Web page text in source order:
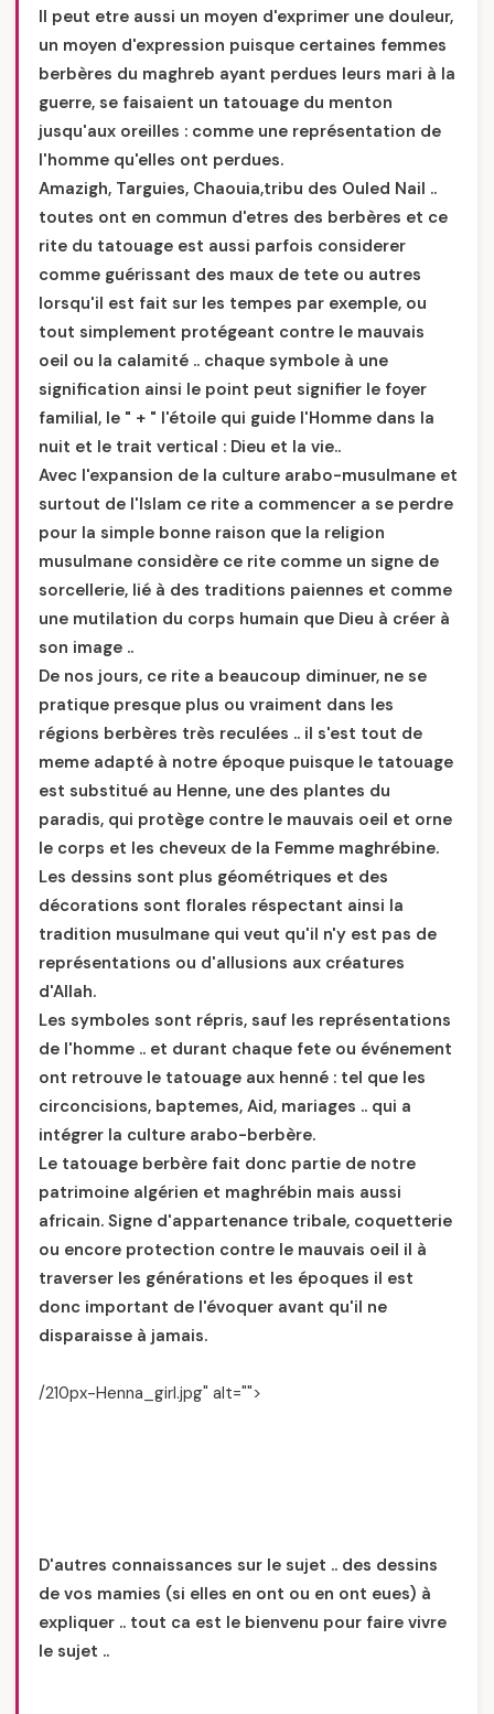
Il peut etre aussi un moyen d'exprimer une douleur,
un moyen d'expression puisque certaines femmes
berbères du maghreb ayant perdues leurs mari à la
guerre, se faisaient un tatouage du menton
jusqu'aux oreilles : comme une représentation de
l'homme qu'elles ont perdues.
Amazigh, Targuies, Chaouia,tribu des Ouled Nail ..
toutes ont en commun d'etres des berbères et ce
rite du tatouage est aussi parfois considerer
comme guérissant des maux de tete ou autres
lorsqu'il est fait sur les tempes par exemple, ou
tout simplement protégeant contre le mauvais
oeil ou la calamité .. chaque symbole à une
signification ainsi le point peut signifier le foyer
familial, le " + " l'étoile qui guide l'Homme dans la
nuit et le trait vertical : Dieu et la vie..
Avec l'expansion de la culture arabo-musulmane et
surtout de l'Islam ce rite a commencer a se perdre
pour la simple bonne raison que la religion
musulmane considère ce rite comme un signe de
sorcellerie, lié à des traditions paiennes et comme
une mutilation du corps humain que Dieu à créer à
son image ..
De nos jours, ce rite a beaucoup diminuer, ne se
pratique presque plus ou vraiment dans les
régions berbères très reculées .. il s'est tout de
meme adapté à notre époque puisque le tatouage
est substitué au Henne, une des plantes du
paradis, qui protège contre le mauvais oeil et orne
le corps et les cheveux de la Femme maghrébine.
Les dessins sont plus géométriques et des
décorations sont florales réspectant ainsi la
tradition musulmane qui veut qu'il n'y est pas de
représentations ou d'allusions aux créatures
d'Allah.
Les symboles sont répris, sauf les représentations
de l'homme .. et durant chaque fete ou événement
ont retrouve le tatouage aux henné : tel que les
circoncisions, baptemes, Aid, mariages .. qui a
intégrer la culture arabo-berbère.
Le tatouage berbère fait donc partie de notre
patrimoine algérien et maghrébin mais aussi
africain. Signe d'appartenance tribale, coquetterie
ou encore protection contre le mauvais oeil il à
traverser les générations et les époques il est
donc important de l'évoquer avant qu'il ne
disparaisse à jamais.
/210px-Henna_girl.jpg" alt="">
D'autres connaissances sur le sujet .. des dessins
de vos mamies (si elles en ont ou en ont eues) à
expliquer .. tout ca est le bienvenu pour faire vivre
le sujet ..